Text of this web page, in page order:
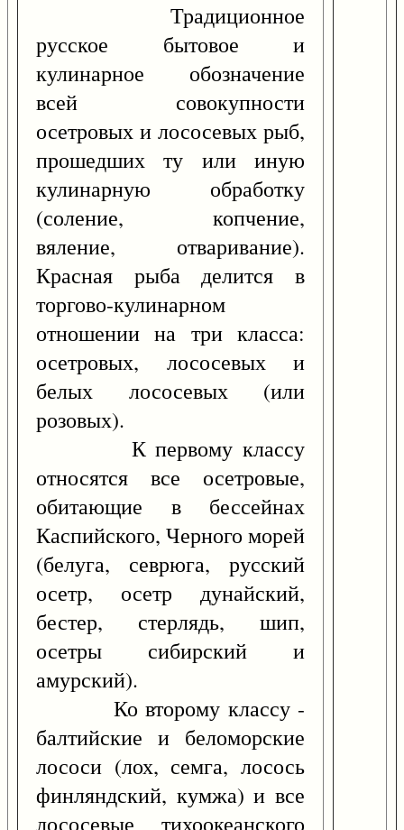
Традиционное
русское бытовое и
кулинарное обозначение
всей совокупности
осетровых и лососевых рыб,
прошедших ту или иную
кулинарную обработку
(соление, копчение,
вяление, отваривание).
Красная рыба делится в
торгово-кулинарном
отношении на три класса:
осетровых, лососевых и
белых лососевых (или
розовых).
К первому классу
относятся все осетровые,
обитающие в бессейнах
Каспийского, Черного морей
(белуга, севрюга, русский
осетр, осетр дунайский,
бестер, стерлядь, шип,
осетры сибирский и
амурский).
Ко второму классу -
балтийские и беломорские
лососи (лох, семга, лосось
финляндский, кумжа) и все
лососевые тихоокеанского